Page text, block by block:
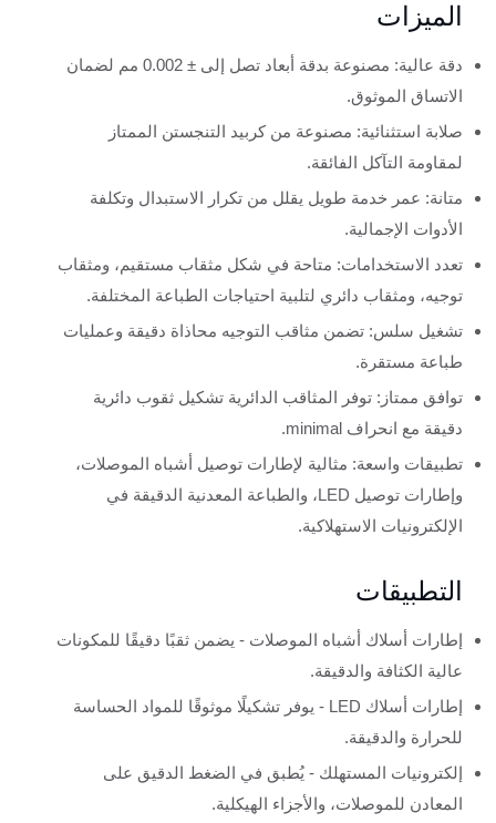
الميزات
دقة عالية: مصنوعة بدقة أبعاد تصل إلى ± 0.002 مم لضمان
الاتساق الموثوق.
صلابة استثنائية: مصنوعة من كربيد التنجستن الممتاز
لمقاومة التآكل الفائقة.
متانة: عمر خدمة طويل يقلل من تكرار الاستبدال وتكلفة
الأدوات الإجمالية.
تعدد الاستخدامات: متاحة في شكل مثقاب مستقيم، ومثقاب
توجيه، ومثقاب دائري لتلبية احتياجات الطباعة المختلفة.
تشغيل سلس: تضمن مثاقب التوجيه محاذاة دقيقة وعمليات
طباعة مستقرة.
توافق ممتاز: توفر المثاقب الدائرية تشكيل ثقوب دائرية
دقيقة مع انحراف minimal.
تطبيقات واسعة: مثالية لإطارات توصيل أشباه الموصلات،
وإطارات توصيل LED، والطباعة المعدنية الدقيقة في
الإلكترونيات الاستهلاكية.
التطبيقات
إطارات أسلاك أشباه الموصلات - يضمن ثقبًا دقيقًا للمكونات
عالية الكثافة والدقيقة.
إطارات أسلاك LED - يوفر تشكيلًا موثوقًا للمواد الحساسة
للحرارة والدقيقة.
إلكترونيات المستهلك - يُطبق في الضغط الدقيق على
المعادن للموصلات، والأجزاء الهيكلية.